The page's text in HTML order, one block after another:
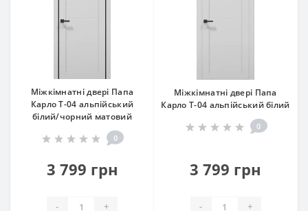
Міжкімнатні двері Папа
Карло T-04 альпійський
білий/чорний матовий
0
3 799 грн
- +
Міжкімнатні двері Папа
Карло T-04 альпійський білий
0
3 799 грн
- +